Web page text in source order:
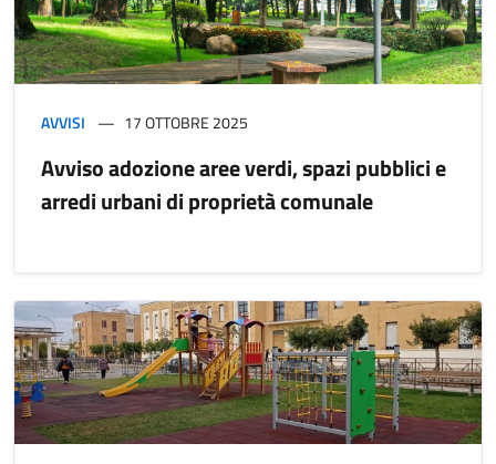
AVVISI 17 OTTOBRE 2025
Avviso adozione aree verdi, spazi pubblici e
arredi urbani di proprietà comunale